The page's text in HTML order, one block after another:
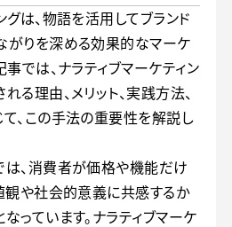
グは、物語を活用してブランド
がりを深める効果的なマーケ
事では、ナラティブマーケティン
る理由、メリット、実践方法、
、この手法の重要性を解説し
、消費者が価格や機能だけ
観や社会的意義に共感するか
っています。ナラティブマーケ